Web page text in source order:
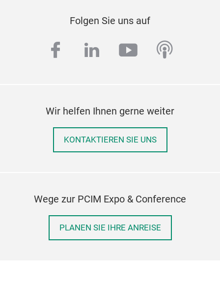
Folgen Sie uns auf
facebook
linkedinyoutube
Wir helfen Ihnen gerne weiter
KONTAKTIEREN SIE UNS
Wege zur PCIM Expo & Conference
PLANEN SIE IHRE ANREISE